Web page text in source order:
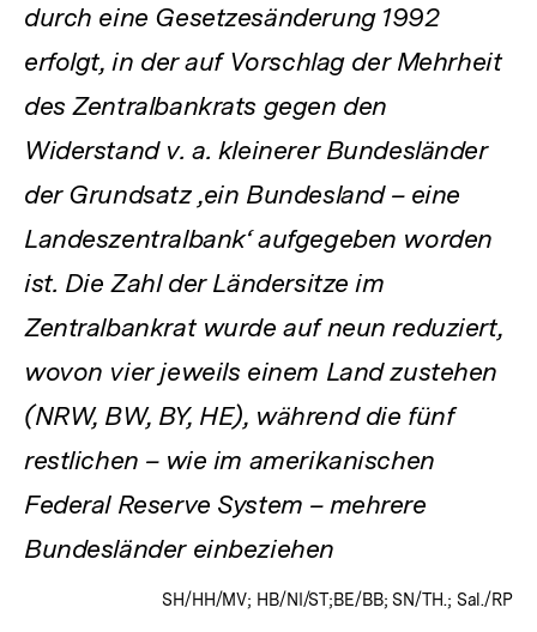
durch eine Gesetzesänderung 1992
erfolgt, in der auf Vorschlag der Mehrheit
des Zentralbankrats gegen den
Widerstand v. a. kleinerer Bundesländer
der Grundsatz ‚ein Bundesland – eine
Landeszentralbank‘ aufgegeben worden
ist. Die Zahl der Ländersitze im
Zentralbankrat wurde auf neun reduziert,
wovon vier jeweils einem Land zustehen
(NRW, BW, BY, HE), während die fünf
restlichen – wie im amerikanischen
Federal Reserve System – mehrere
Bundesländer einbeziehen
SH/HH/MV; HB/NI/ST;BE/BB; SN/TH.; Sal./RP